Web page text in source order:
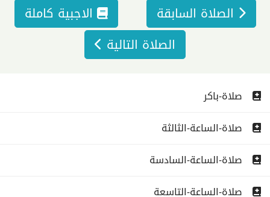
الصلاة السابقة
الاجبية كاملة
الصلاة التالية
صلاة-باكر
صلاة-الساعة-الثالثة
صلاة-الساعة-السادسة
صلاة-الساعة-التاسعة